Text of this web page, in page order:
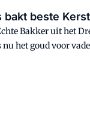
bakt beste
Bakker uit het
het goud voor